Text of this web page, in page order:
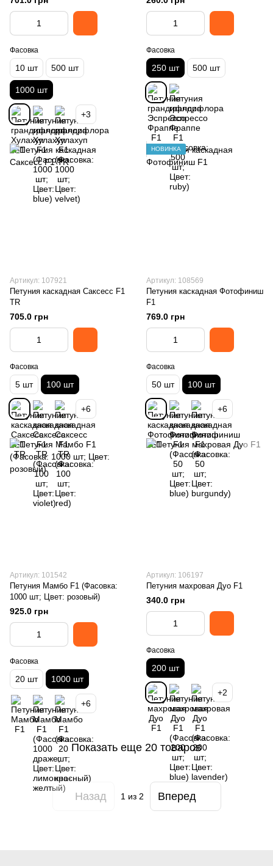
Фасовка
10 шт 500 шт
1000 шт
+3
Фасовка
250 шт 500 шт
Артикул: 107921
Петуния каскадная Саксесс F1
TR
705.0 грн
Фасовка
5 шт 100 шт
+6
НОВИНКА
Артикул: 108569
Петуния каскадная Фотофиниш
F1
769.0 грн
Фасовка
50 шт 100 шт
+6
Артикул: 101542
Петуния Мамбо F1 (Фасовка:
1000 шт; Цвет: розовый)
925.0 грн
Фасовка
20 шт 1000 шт
+6
Артикул: 106197
Петуния махровая Дуо F1
340.0 грн
Фасовка
200 шт
+2
Показать еще 20 товаров
Назад 1 из 2 Вперед